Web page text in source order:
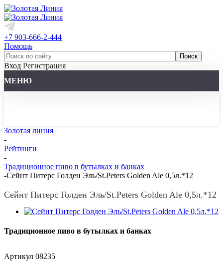
+7 903-666-2-444
Помощь
Вход Регистрация
МЕНЮ
Золотая линия
-
Рейтинги
-
Традиционное пиво в бутылках и банках
-Сейнт Питерс Голден Эль/St.Peters Golden Ale 0,5л.*12
Сейнт Питерс Голден Эль/St.Peters Golden Ale 0,5л.*12
Традиционное пиво в бутылках и банках
Артикул 08235